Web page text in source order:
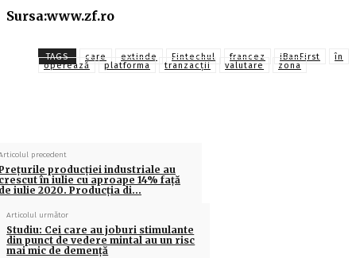
Sursa:www.zf.ro
TAGS care extinde Fintechul francez iBanFirst
în
operează
platforma tranzacţii valutare zona
precedent
producţiei industriale au
în iulie cu aproape 14% faţă
iulie 2020. Producţia di…
Articolul următor
Studiu: Cei care au joburi stimulante
din punct de vedere mintal au un risc
mai mic de demență